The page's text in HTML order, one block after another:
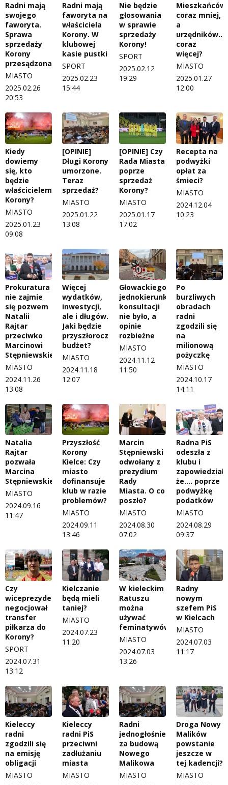
Radni mają
swojego
faworyta.
Sprawa
sprzedaży
Korony
przesądzona?
MIASTO
2025.02.26
20:53
Radni mają
faworyta na
właściciela
Korony. W
klubowej
kasie pustki
SPORT
2025.02.23
15:44
Nie będzie
głosowania
w sprawie
sprzedaży
Korony!
SPORT
2025.02.12
19:29
Mieszkańców
coraz mniej,
a
urzędników…
coraz
więcej?
MIASTO
2025.01.27
12:00
Kiedy
dowiemy
się, kto
będzie
właścicielem
Korony?
MIASTO
2025.01.23
09:08
[OPINIE]
Długi Korony
umorzone.
Teraz
sprzedaż?
MIASTO
2025.01.22
13:08
[OPINIE] Czy
Rada Miasta
poprze
sprzedaż
Korony?
MIASTO
2025.01.17
17:02
Recepta na
podwyżki
opłat za
śmieci?
MIASTO
2024.12.04
10:23
Prokuratura
nie zajmie
się pozwem
Natalii
Rajtar
przeciwko
Marcinowi
Stępniewskiemu
MIASTO
2024.11.26
13:08
Więcej
wydatków,
inwestycji,
ale i długów.
Jaki będzie
przyszłoroczny
budżet?
MIASTO
2024.11.18
12:07
Głowackiego
jednokierunkowa,
konsultacji
nie było, a
opinie
rozbieżne
MIASTO
2024.11.12
11:50
Po
burzliwych
obradach
radni
zgodzili się
na
milionową
pożyczkę
MIASTO
2024.10.17
14:11
Natalia
Rajtar
pozwała
Marcina
Stępniewskiego
MIASTO
2024.09.16
11:47
Przyszłość
Korony
Kielce: Czy
miasto
dofinansuje
klub w razie
problemów?
MIASTO
2024.09.11
13:46
Marcin
Stępniewski
odwołany z
prezydium
Rady
Miasta. O co
poszło?
MIASTO
2024.08.30
07:02
Radna PiS
odeszła z
klubu i
że.... poprze
podwyżkę
podatków
MIASTO
2024.08.29
09:37
Czy
wiceprezydent
negocjował
transfer
piłkarza do
Korony?
SPORT
2024.07.31
13:12
Kielczanie
będą mieli
taniej?
MIASTO
2024.07.23
11:20
W kieleckim
Ratuszu
można
używać
feminatywów
MIASTO
2024.07.03
13:26
Radny
nowym
szefem PiS
w Kielcach
MIASTO
2024.07.03
11:17
Kieleccy
radni
zgodzili się
na emisję
obligacji
MIASTO
Kieleccy
radni PiS
przeciwni
zadłużaniu
miasta
MIASTO
Radni
jednogłośnie
za budową
Nowego
Malikowa
MIASTO
Droga Nowy
Malików
powstanie
jeszcze w
tej kadencji?
MIASTO